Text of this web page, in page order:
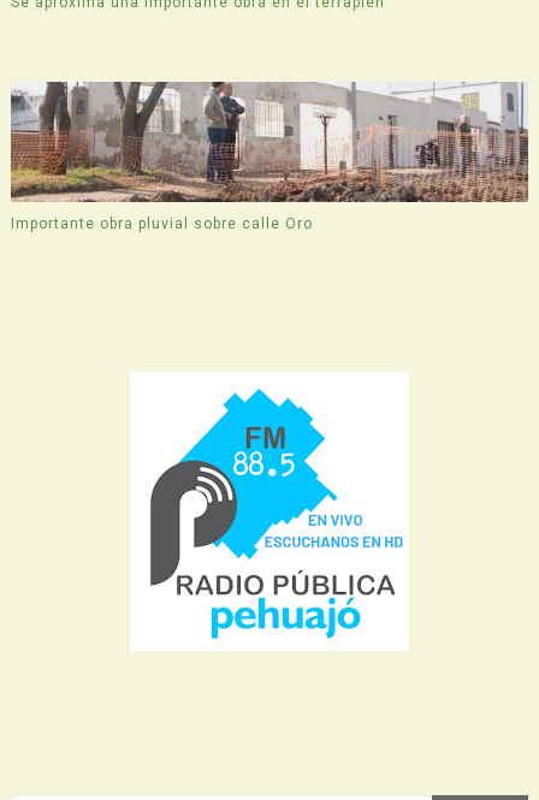
Importante obra pluvial sobre calle Oro